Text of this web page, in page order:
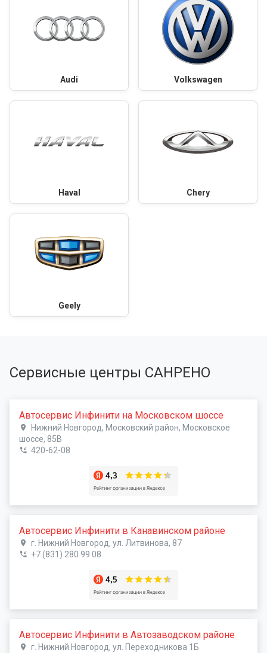
Audi Volkswagen
Haval Chery
Geely
Сервисные центры САНРЕНО
Автосервис Инфинити на Московском шоссе
Нижний Новгород, Московский район, Московское
шоссе, 85В
420-62-08
Автосервис Инфинити в Канавинском районе
г. Нижний Новгород, ул. Литвинова, 87
+7 (831) 280 99 08
Автосервис Инфинити в Автозаводском районе
г. Нижний Новгород, ул. Переходникова 1Б